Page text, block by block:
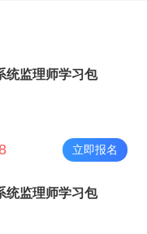
统监理师学习包
立即报名
统监理师学习包